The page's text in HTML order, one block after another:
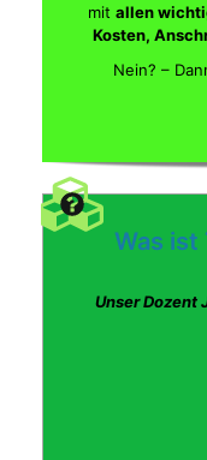
mit allen
Kosten,
Nein? –
Was ist
Unser Dozent